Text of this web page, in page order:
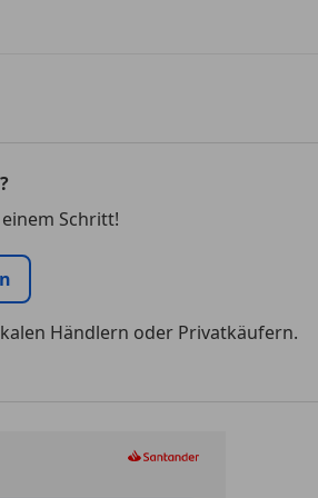
Schritt!
Händlern oder Privatkäufern.